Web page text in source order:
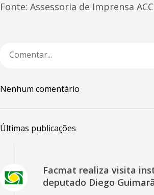
Fonte: Assessoria de Imprensa ACC
Nenhum comentário
Últimas publicações
Facmat realiza visita
deputado Diego